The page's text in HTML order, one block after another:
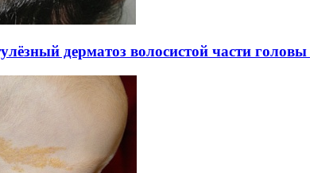
дерматоз волосистой части